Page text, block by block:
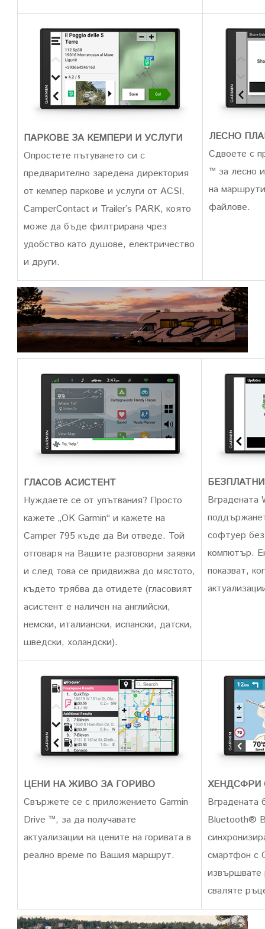
ПАРКОВЕ ЗА КЕМПЕРИ И УСЛУГИ
Опростете пътуването си с
предварително заредена директория
от кемпер паркове и услуги от ACSI,
CamperContact и Trailer’s PARK, която
може да бъде филтрирана чрез
удобство като душове, електричество
и други.
ЛЕСНО
Сдвоете с
™ за лесно
на
файлове.
ГЛАСОВ АСИСТЕНТ
Нуждаете се от упътвания? Просто
кажете „OK Garmin“ и кажете на
Camper 795 къде да Ви отведе. Той
отговаря на Вашите разговорни заявки
и след това се придвижва до мястото,
където трябва да отидете (гласовият
асистент е наличен на английски,
немски, италиански, испански, датски,
шведски, холандски).
Вградената
софтуер
компютър.
показват,
ЦЕНИ НА ЖИВО ЗА ГОРИВО
Свържете се с приложението Garmin
Drive ™, за да получавате
актуализации на цените на горивата в
реално време по Вашия маршрут.
Вградената
Bluetooth®
смартфон с
извършвате
сваляте